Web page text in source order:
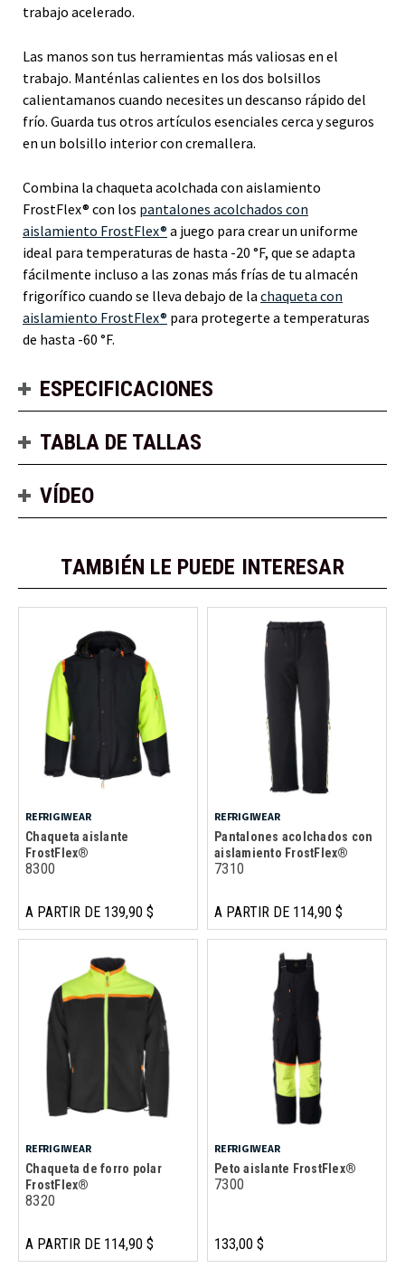
trabajo acelerado.
Las manos son tus herramientas más valiosas en el
trabajo. Manténlas calientes en los dos bolsillos
calientamanos cuando necesites un descanso rápido del
frío. Guarda tus otros artículos esenciales cerca y seguros
en un bolsillo interior con cremallera.
Combina la chaqueta acolchada con aislamiento
FrostFlex® con los pantalones acolchados con
aislamiento FrostFlex® a juego para crear un uniforme
ideal para temperaturas de hasta -20 °F, que se adapta
fácilmente incluso a las zonas más frías de tu almacén
frigorífico cuando se lleva debajo de la chaqueta con
aislamiento FrostFlex® para protegerte a temperaturas
de hasta -60 °F.
ESPECIFICACIONES
TABLA DE TALLAS
VÍDEO
TAMBIÉN LE PUEDE INTERESAR
REFRIGIWEAR
Chaqueta aislante
FrostFlex®
8300
A PARTIR DE 139,90 $
REFRIGIWEAR
Pantalones acolchados con
aislamiento FrostFlex®
7310
A PARTIR DE 114,90 $
REFRIGIWEAR
Chaqueta de forro polar
FrostFlex®
8320
A PARTIR DE 114,90 $
REFRIGIWEAR
Peto aislante FrostFlex®
7300
133,00 $